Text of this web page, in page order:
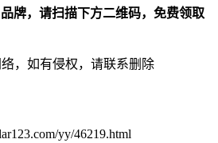
牌，请扫描下方二维码， 免费领取
，如有侵权，请联系删除
yy/46219.html